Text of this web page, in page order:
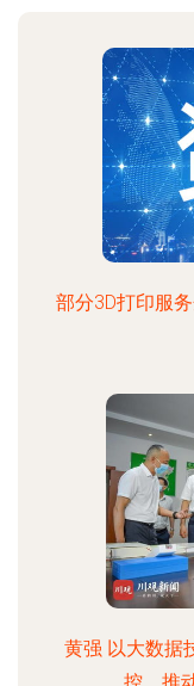
部分3D打印服
黄强 以大数据